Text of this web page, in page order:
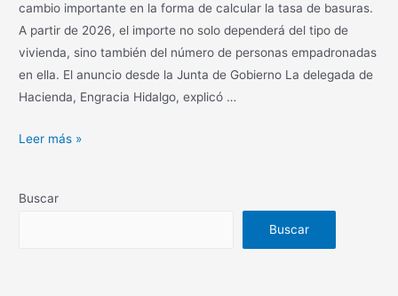
cambio importante en la forma de calcular la tasa de basuras.
A partir de 2026, el importe no solo dependerá del tipo de
vivienda, sino también del número de personas empadronadas
en ella. El anuncio desde la Junta de Gobierno La delegada de
Hacienda, Engracia Hidalgo, explicó …
Leer más »
Buscar
Buscar